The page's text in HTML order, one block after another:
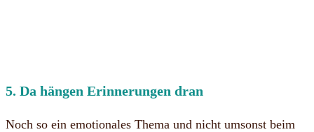
5. Da hängen Erinnerungen dran
Noch so ein emotionales Thema und nicht umsonst beim